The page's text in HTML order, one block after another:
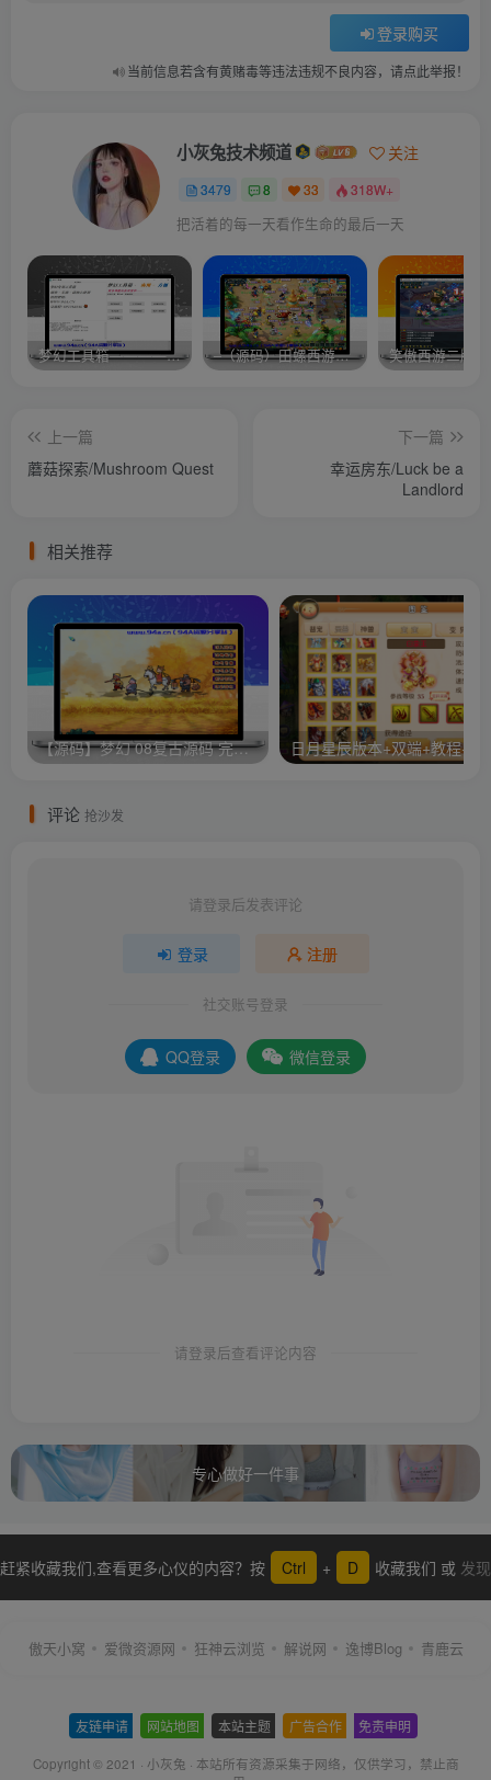
登录购买
当前信息若含有黄赌毒等违法违规不良内容，请点此举报！
小灰兔技术频道 关注
3479 8 33 318W+
把活着的每一天看作生命的最后一天
梦幻工具箱————-免费 –（源码）田螺西游9.0 假人摆摊18门派飞升渡劫化圣助战最新BB谛听…. 笑傲西游二版-
上一篇
蘑菇探索/Mushroom Quest
下一篇
幸运房东/Luck be a
Landlord
相关推荐
【源码】梦幻 08复古源码 完整客户端 服务端GGE源码
评论 抢沙发
请登录后发表评论
登录 注册
社交账号登录
QQ登录 微信登录
请登录后查看评论内容
专心做好一件事
赶紧收藏我们,查看更多心仪的内容？按 Ctrl + D 收藏我们 或 发现
傲天小窝 爱微资源网 狂神云浏览 解说网 逸博Blog 青鹿云
友链申请 网站地图 本站主题 广告合作 免责申明
Copyright © 2021 · 小灰兔 · 本站所有资源采集于网络，仅供学习，禁止商